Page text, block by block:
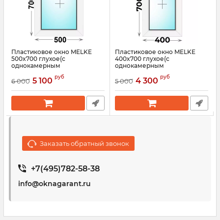
Пластиковое окно MELKE
500x700 глухое(с
однокамерным
Артикул: 3529
6 000 5 100 руб
Пластиковое окно MELKE
400x700 глухое(с
однокамерным
Артикул: 3524
5 000 4 300 руб
Заказать обратный звонок
+7(495)782-58-38
info@oknagarant.ru